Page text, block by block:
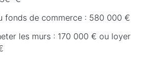
fonds de commerce : 580 000 €
les murs : 170 000 € ou loyer